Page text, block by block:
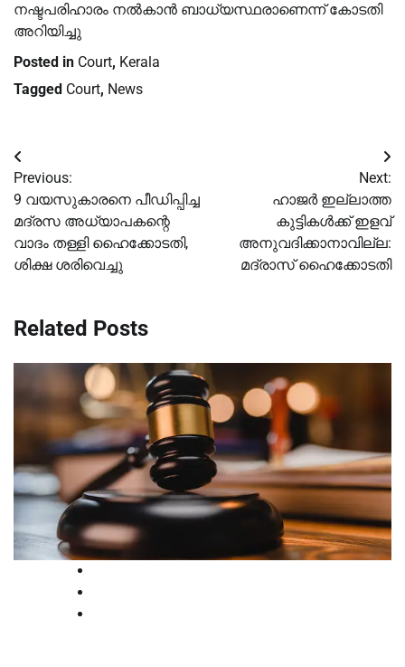
നഷ്ടപരിഹാരം നൽകാൻ ബാധ്യസ്ഥരാണെന്ന് കോടതി
അറിയിച്ചു
Posted in Court, Kerala
Tagged Court, News
Post
navigation
Previous:
9 വയസുകാരനെ പീഡിപ്പിച്ച
മദ്രസ അധ്യാപകന്റെ
വാദം തള്ളി ഹൈക്കോടതി,
ശിക്ഷ ശരിവെച്ചു
Next:
ഹാജര്‍ ഇല്ലാത്ത
കുട്ടികള്‍ക്ക് ഇളവ്
അനുവദിക്കാനാവില്ല:
മദ്രാസ് ഹൈക്കോടതി
Related Posts